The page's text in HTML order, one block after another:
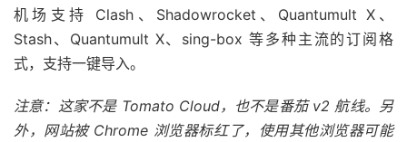
机场支持 Clash、Shadowrocket、Quantumult X、
Stash、Quantumult X、sing-box 等多种主流的订阅格
式，支持一键导入。
注意：这家不是 Tomato Cloud，也不是番茄 v2 航线。另
外，网站被 Chrome 浏览器标红了，使用其他浏览器可能